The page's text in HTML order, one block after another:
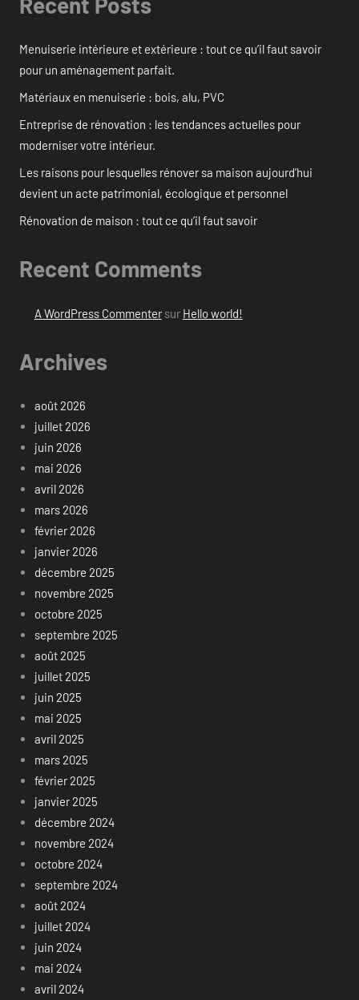
Menuiserie intérieure et extérieure : tout ce qu’il faut savoir
pour un aménagement parfait.
Matériaux en menuiserie : bois, alu, PVC
Entreprise de rénovation : les tendances actuelles pour
moderniser votre intérieur.
Les raisons pour lesquelles rénover sa maison aujourd’hui
devient un acte patrimonial, écologique et personnel
Rénovation de maison : tout ce qu’il faut savoir
Recent Comments
A WordPress Commentersur Hello world!
Archives
août 2026
juillet 2026
juin 2026
mai 2026
avril 2026
mars 2026
février 2026
janvier 2026
décembre 2025
novembre 2025
octobre 2025
septembre 2025
août 2025
juillet 2025
juin 2025
mai 2025
avril 2025
mars 2025
février 2025
janvier 2025
décembre 2024
novembre 2024
octobre 2024
septembre 2024
août 2024
juillet 2024
juin 2024
mai 2024
avril 2024